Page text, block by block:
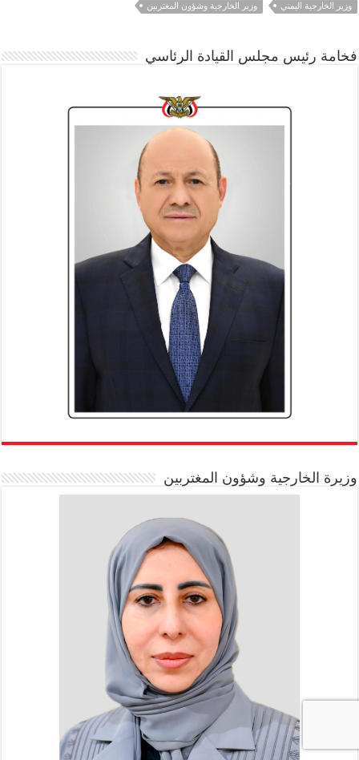
وزير الخارجية اليمني
وزير الخارجية وشؤون المغتربين
فخامة رئيس مجلس القيادة الرئاسي
وزيرة الخارجية وشؤون المغتربين